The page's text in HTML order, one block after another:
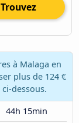
Trouvez
à Malaga en
plus de 124 €
dessous.
44h 15min